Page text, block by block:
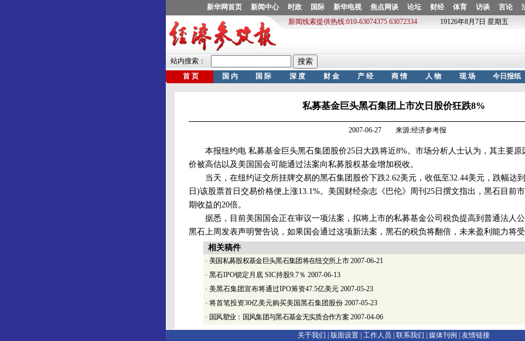
私募基金巨头黑石集团上市次日股价狂跌8%
2007-06-27 来源:经济参考报
本报纽约电 私募基金巨头黑石集团股价25日大跌将近8%。市场分析人士认为，其主要原
价被高估以及美国国会可能通过法案向私募股权基金增加税收。
当天，在纽约证交所挂牌交易的黑石集团股价下跌2.62美元，收低至32.44美元，跌幅达
日)该股票首日交易价格便上涨13.1%。美国财经杂志《巴伦》周刊25日撰文指出，黑石目前
期收益的20倍。
据悉，目前美国国会正在审议一项法案，拟将上市的私募基金公司税负提高到普通法人公
黑石上周发表声明警告说，如果国会通过这项新法案，黑石的税负将翻倍，未来盈利能力将受
相关稿件
· 美国私募股权基金巨头黑石集团将在纽交所上市2007-06-21
· 黑石IPO锁定月底 SIC持股9.7％ 2007-06-13
· 美黑石集团宣布将通过IPO筹资47.5亿美元 2007-05-23
· 将首笔投资30亿美元购买美国黑石集团股份 2007-05-23
· 国风塑业：国风集团与黑石基金无实质合作方案 2007-04-06
关于我们 | 版面设置 工作人员 联系我们 媒体刊例
友情链接